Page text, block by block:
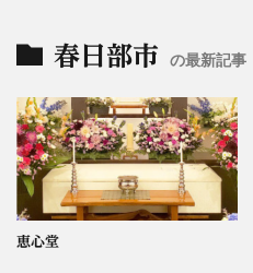
春日部市 の最新記事
恵心堂